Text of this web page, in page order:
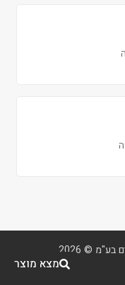
© 2026
מצא מוצר